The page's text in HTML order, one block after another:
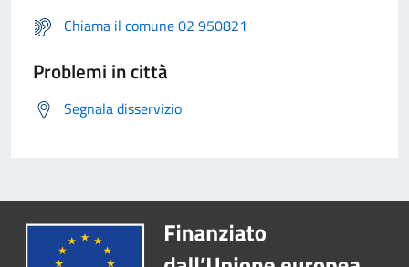
Chiama il comune 02 950821
Problemi in città
Segnala disservizio